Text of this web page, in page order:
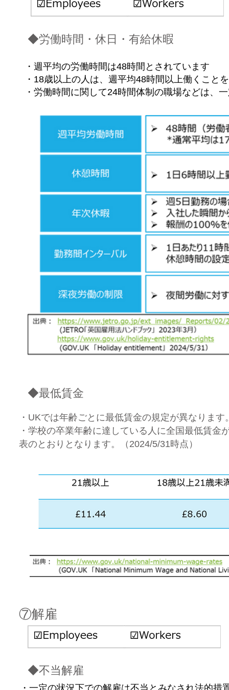
◆労働時間・休日・有給休暇
・週平均の労働時間は48時間とされています
・18歳以上の人は、週平均48時間以上働くこと
・労働時間に関して24時間体制の職場などは、
◆最低賃金
・ UKでは年齢ごとに最低賃金の規定が異なります
・学校の卒業年齢に達している人に全国最低賃
表のとおりとなります。（2024/5/31時点）
⑦解雇
◆不当解雇
・一定の状況下での解雇は不当とみなされ法的措